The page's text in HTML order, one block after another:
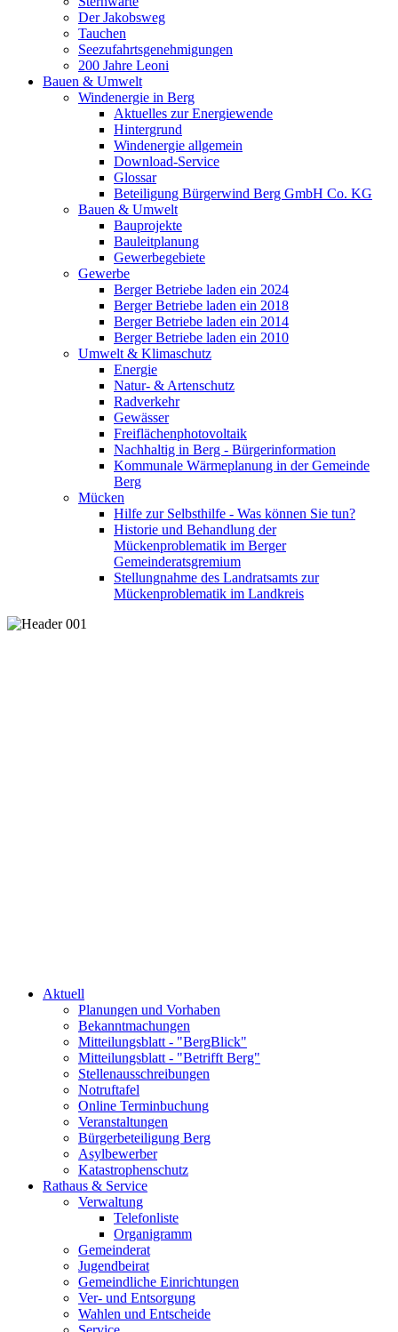
Der Jakobsweg
Tauchen
Seezufahrtsgenehmigungen
200 Jahre Leoni
Bauen & Umwelt
Windenergie in Berg
Aktuelles zur Energiewende
Hintergrund
Windenergie allgemein
Download-Service
Glossar
Beteiligung Bürgerwind Berg GmbH Co. KG
Bauen & Umwelt
Bauprojekte
Bauleitplanung
Gewerbegebiete
Gewerbe
Berger Betriebe laden ein 2024
Berger Betriebe laden ein 2018
Berger Betriebe laden ein 2014
Berger Betriebe laden ein 2010
Umwelt & Klimaschutz
Energie
Natur- & Artenschutz
Radverkehr
Gewässer
Freiflächenphotovoltaik
Nachhaltig in Berg - Bürgerinformation
Kommunale Wärmeplanung in der Gemeinde
Berg
Mücken
Hilfe zur Selbsthilfe - Was können Sie tun?
Historie und Behandlung der
Mückenproblematik im Berger
Gemeinderatsgremium
Stellungnahme des Landratsamts zur
Mückenproblematik im Landkreis
Aktuell
Planungen und Vorhaben
Bekanntmachungen
Mitteilungsblatt - "BergBlick"
Mitteilungsblatt - "Betrifft Berg"
Stellenausschreibungen
Notruftafel
Online Terminbuchung
Veranstaltungen
Bürgerbeteiligung Berg
Asylbewerber
Katastrophenschutz
Rathaus & Service
Verwaltung
Telefonliste
Organigramm
Gemeinderat
Jugendbeirat
Gemeindliche Einrichtungen
Ver- und Entsorgung
Wahlen und Entscheide